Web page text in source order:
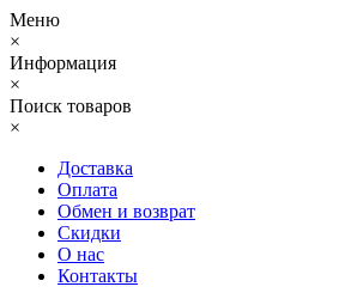
Меню
×
Информация
×
Поиск товаров
×
Доставка
Оплата
Обмен и возврат
Скидки
О нас
Контакты